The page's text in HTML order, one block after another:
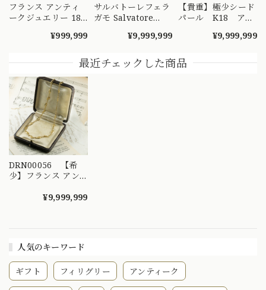
人気のキーワード
ギフト フィリグリー アンティーク
フランス アンティ
ークジュエリー 18
リーチェーン ネッ
DRN00090 S
¥999,999
サルバトーレフェラ
ガモ Salvatore
in Italy K18 750 ヴ
チェーン ネックレ
ス 70cm
¥9,999,999
【貴重】極少シード
パール K18 アン
ー ネックレス
小さな奇跡の連なり
が、時を超えて貴女
¥9,999,999
最近チェックした商品
DRN00056 【希
少】フランス アン
リー 金線細工 チェ
ポックの繊細な美し
さ〜
¥9,999,999